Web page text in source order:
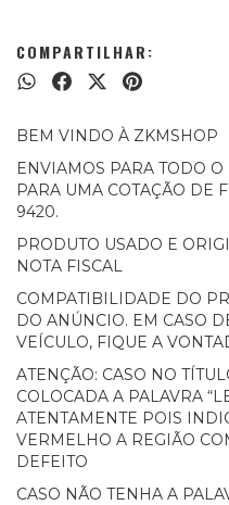
COMPARTILHAR:
BEM VINDO À ZKMSHOP
ENVIAMOS PARA TODO
PARA UMA COTAÇÃO DE
9420.
PRODUTO USADO E
NOTA FISCAL
COMPATIBILIDADE DO
DO ANÚNCIO. EM CASO
VEÍCULO, FIQUE A
ATENÇÃO: CASO NO
COLOCADA A PALAVRA
ATENTAMENTE POIS
VERMELHO A REGIÃO
DEFEITO
CASO NÃO TENHA A